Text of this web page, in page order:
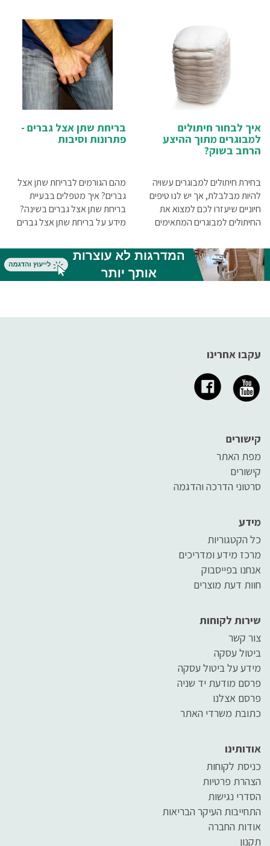
שאת חוסר השליטה לשליטה.
איך לבחור חיתולים
למבוגרים מתוך ההיצע
הרחב בשוק?
בחירת חיתולים למבוגרים עשויה
להיות מבלבלת, אך יש לנו טיפים
חיוניים שיעזרו לכם למצוא את
החיתולים למבוגרים המתאימים
חייכם
בריחת שתן אצל גברים -
פתרונות וסיבות
מהם הגורמים לבריחת שתן אצל
גברים? איך מטפלים בבעיית
בריחת שתן אצל גברים בשינה?
מידע על בריחת שתן אצל גברים
במאמר שלפניכם.
עקבו אחרינו
קישורים
מפת האתר
קישורים
סרטוני הדרכה והדגמה
מידע
כל הקטגוריות
מרכז מידע ומדריכים
אנחנו בפייסבוק
חוות דעת מוצרים
שירות לקוחות
צור קשר
ביטול עסקה
מידע על ביטול עסקה
פרסם מודעת יד שניה
פרסם אצלנו
כתובת משרדי האתר
אודותינו
כניסת לקוחות
הצהרת פרטיות
הסדרי נגישות
התחייבות העיקר הבריאות
אודות החברה
תקנון